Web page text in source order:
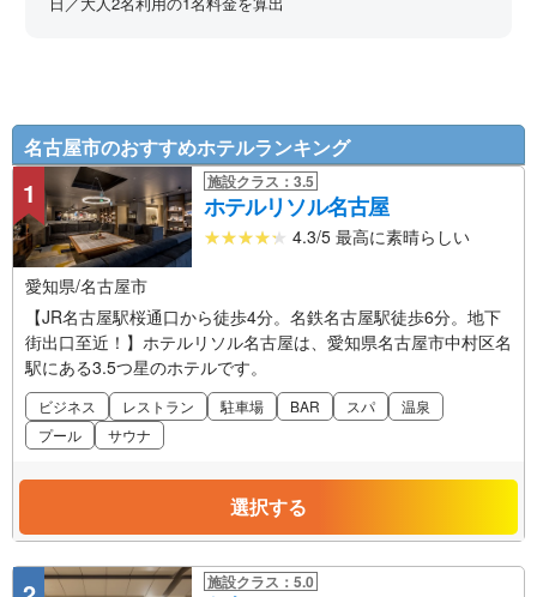
名古屋市のおすすめホテルランキング
1 施設クラス：3.5
ホテルリソル名古屋
4.3/5 最高に素晴らしい
愛知県/名古屋市
【JR名古屋駅桜通口から徒歩4分。名鉄名古屋駅徒歩6分。地下
街出口至近！】ホテルリソル名古屋は、愛知県名古屋市中村区名
駅にある3.5つ星のホテルです。
ビジネス レストラン 駐車場 BAR スパ
温泉
プール
サウナ
選択する
施設クラス：5.0